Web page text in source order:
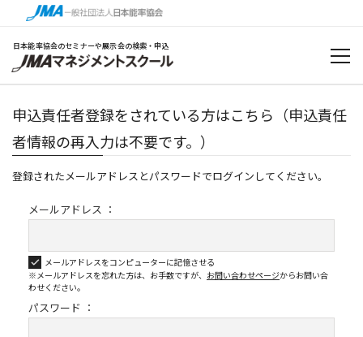
日本能率協会のセミナーや展示会の検索・申込
申込責任者登録をされている方はこちら（申込責任
者情報の再入力は不要です。）
登録されたメールアドレスとパスワードでログインしてください。
メールアドレス ：
メールアドレスをコンピューターに記憶させる
※メールアドレスを忘れた方は、お手数ですが、 お問い合わせページからお問い合
わせください。
パスワード ：